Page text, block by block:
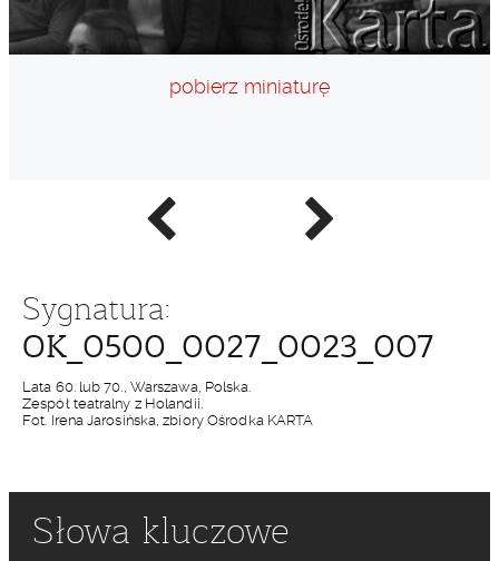
Poprzednie
zdjęcie
Następne
zdjęcie
pobierz miniaturę
Sygnatura:
OK_0500_0027_0023_007
Lata 60. lub 70., Warszawa, Polska.
Zespół teatralny z Holandii.
Fot. Irena Jarosińska, zbiory Ośrodka KARTA
Słowa kluczowe